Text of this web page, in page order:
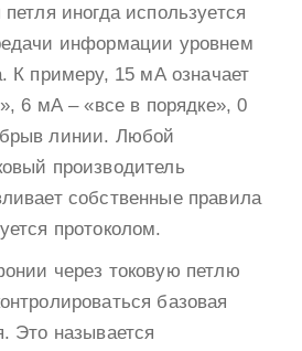
петля иногда используется
информации уровнем
К примеру, 15 мА означает
6 мА – «все в порядке», 0
линии. Любой
производитель
собственные правила
протоколом.
через токовую петлю
базовая
Это называется